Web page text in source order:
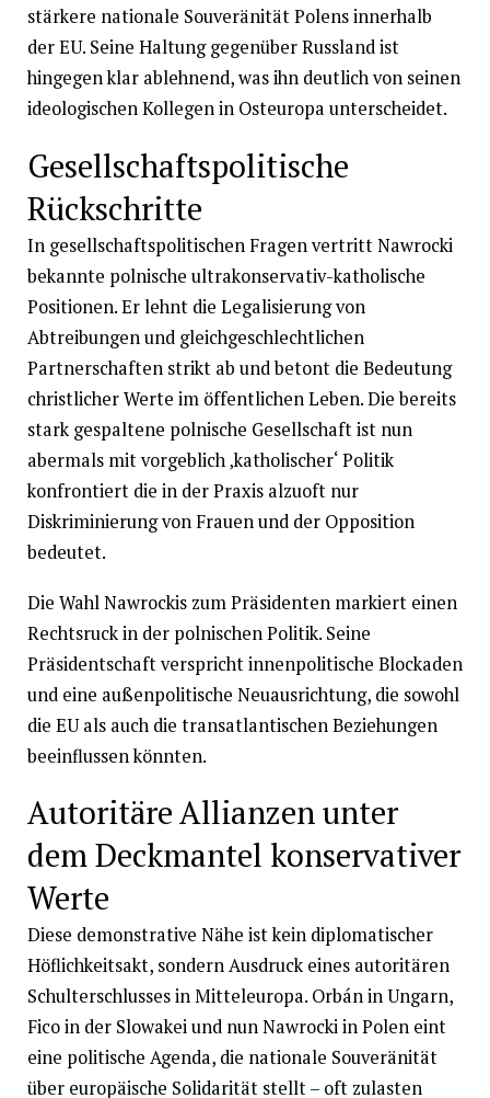
stärkere nationale Souveränität Polens innerhalb
der EU. Seine Haltung gegenüber Russland ist
hingegen klar ablehnend, was ihn deutlich von seinen
ideologischen Kollegen in Osteuropa unterscheidet.
Gesellschaftspolitische
Rückschritte
In gesellschaftspolitischen Fragen vertritt Nawrocki
bekannte polnische ultrakonservativ-katholische
Positionen. Er lehnt die Legalisierung von
Abtreibungen und gleichgeschlechtlichen
Partnerschaften strikt ab und betont die Bedeutung
christlicher Werte im öffentlichen Leben. Die bereits
stark gespaltene polnische Gesellschaft ist nun
abermals mit vorgeblich ‚katholischer‘ Politik
konfrontiert die in der Praxis alzuoft nur
Diskriminierung von Frauen und der Opposition
bedeutet.
Die Wahl Nawrockis zum Präsidenten markiert einen
Rechtsruck in der polnischen Politik. Seine
Präsidentschaft verspricht innenpolitische Blockaden
und eine außenpolitische Neuausrichtung, die sowohl
die EU als auch die transatlantischen Beziehungen
beeinflussen könnten.
Autoritäre Allianzen unter
dem Deckmantel konservativer
Werte
Diese demonstrative Nähe ist kein diplomatischer
Höflichkeitsakt, sondern Ausdruck eines autoritären
Schulterschlusses in Mitteleuropa. Orbán in Ungarn,
Fico in der Slowakei und nun Nawrocki in Polen eint
eine politische Agenda, die nationale Souveränität
über europäische Solidarität stellt – oft zulasten